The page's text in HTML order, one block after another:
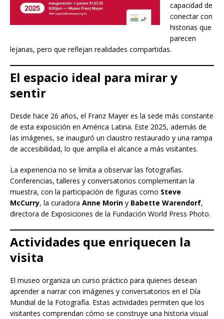
capacidad de
conectar con
historias que
parecen
lejanas, pero que reflejan realidades compartidas.
El espacio ideal para mirar y
sentir
Desde hace 26 años, el Franz Mayer es la sede más constante
de esta exposición en América Latina. Este 2025, además de
las imágenes, se inauguró un claustro restaurado y una rampa
de accesibilidad, lo que amplía el alcance a más visitantes.
La experiencia no se limita a observar las fotografías.
Conferencias, talleres y conversatorios complementan la
muestra, con la participación de figuras como Steve
McCurry, la curadora Anne Morin y Babette Warendorf,
directora de Exposiciones de la Fundación World Press Photo.
Actividades que enriquecen la
visita
El museo organiza un curso práctico para quienes desean
aprender a narrar con imágenes y conversatorios en el Día
Mundial de la Fotografía. Estas actividades permiten que los
visitantes comprendan cómo se construye una historia visual